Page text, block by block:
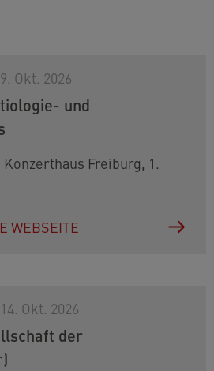
Okt. 2026
und
Freiburg, 1.
WEBSEITE
Okt. 2026
der